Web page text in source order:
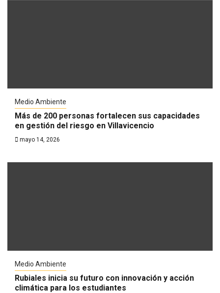
Medio Ambiente
Más de 200 personas fortalecen sus capacidades
en gestión del riesgo en Villavicencio
mayo 14, 2026
Medio Ambiente
Rubiales inicia su futuro con innovación y acción
climática para los estudiantes